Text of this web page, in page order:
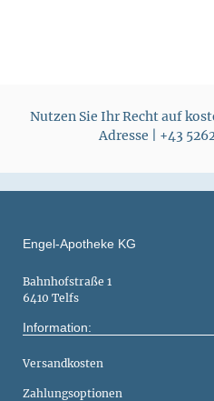
Nutzen Sie Ihr Recht auf
Adresse | +43
Engel-Apotheke KG
Bahnhofstraße 1
6410 Telfs
Information:
Versandkosten
Zahlungsoptionen